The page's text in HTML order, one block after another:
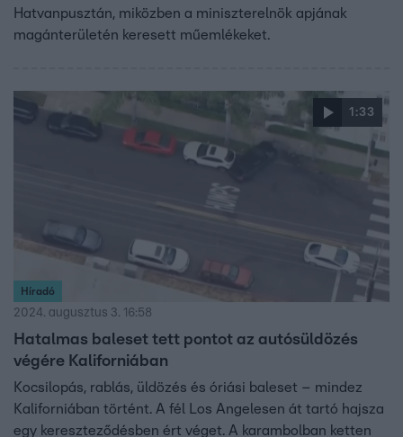
Hatvanpusztán, miközben a miniszterelnök apjának
magánterületén keresett műemlékeket.
1:33
Híradó
2024. augusztus 3. 16:58
Hatalmas baleset tett pontot az autósüldözés
végére Kaliforniában
Kocsilopás, rablás, üldözés és óriási baleset – mindez
Kaliforniában történt. A fél Los Angelesen át tartó hajsza
egy kereszteződésben ért véget. A karambolban ketten